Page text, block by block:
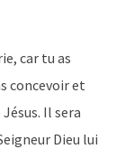
car tu as
concevoir et
Il sera
Dieu lui